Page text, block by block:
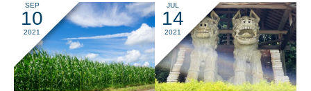
SEP
10
2021
JUL
14
2021